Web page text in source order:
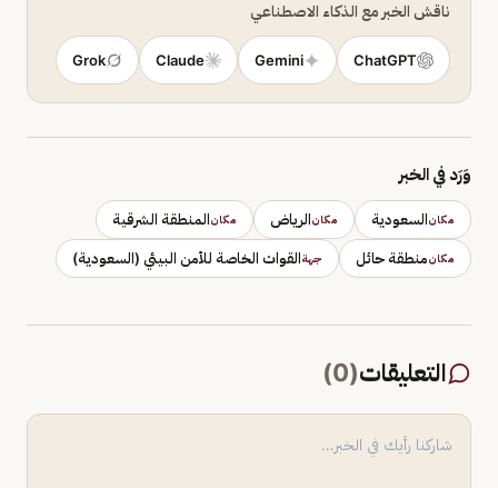
ناقش الخبر مع الذكاء الاصطناعي
ChatGPT
Gemini
Claude
Grok
وَرَد في الخبر
مكانالسعودية مكانالرياض مكانالمنطقة الشرقية
مكانمنطقة حائل جهةالقوات الخاصة للأمن البيئي (السعودية)
التعليقات(
0
)